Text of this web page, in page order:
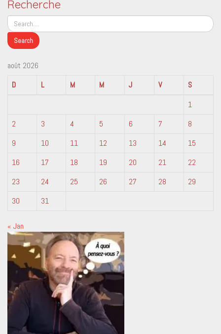
Recherche
août 2026
D
L M M J V
S
1
2
3 4 5 6 7
8
9
10 11 12 13 14
15
16
17 18 19 20 21
22
23
24 25 26 27 28
29
30
31
« Jan